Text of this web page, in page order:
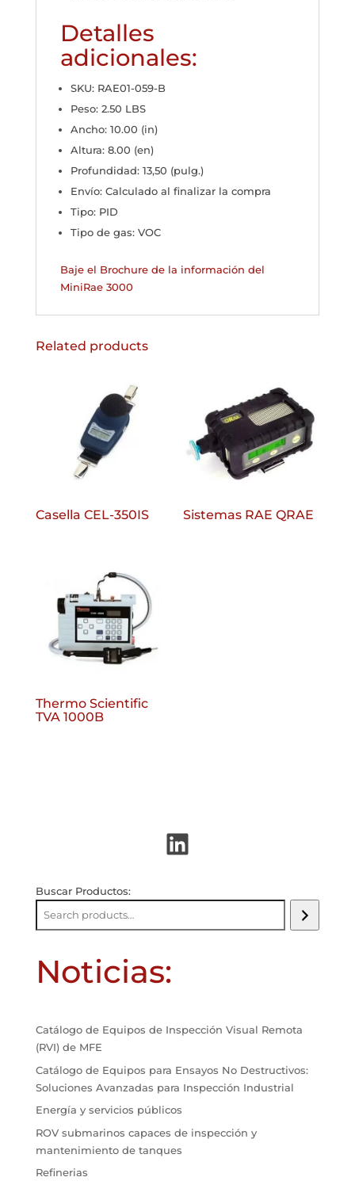
Detalles
adicionales:
SKU: RAE01-059-B
Peso: 2.50 LBS
Ancho: 10.00 (in)
Altura: 8.00 (en)
Profundidad: 13,50 (pulg.)
Envío: Calculado al finalizar la compra
Tipo: PID
Tipo de gas: VOC
Baje el Brochure de la información del
MiniRae 3000
Related products
Casella CEL-350IS Sistemas RAE QRAE
Thermo Scientific
TVA 1000B
LinkedIn
Buscar Productos:
Noticias:
Catálogo de Equipos de Inspección Visual Remota
(RVI) de MFE
Catálogo de Equipos para Ensayos No Destructivos:
Soluciones Avanzadas para Inspección Industrial
Energía y servicios públicos
ROV submarinos capaces de inspección y
mantenimiento de tanques
Refinerias